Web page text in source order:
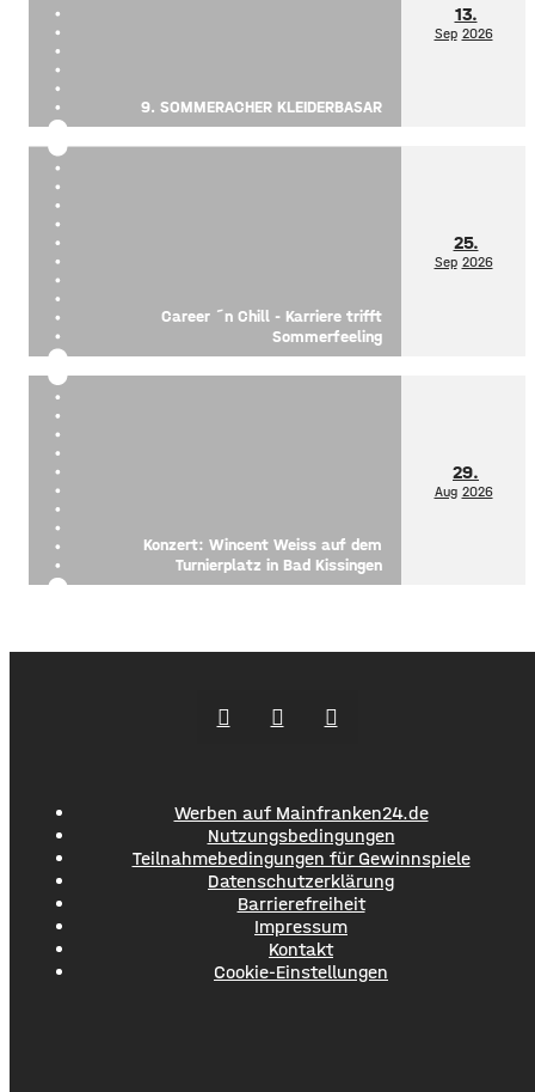
9. SOMMERACHER KLEIDERBASAR
13.
Sep 2026
Career ´n Chill - Karriere trifft
Sommerfeeling
25.
Sep 2026
Konzert: Wincent Weiss auf dem
Turnierplatz in Bad Kissingen
29.
Aug 2026
Werben auf Mainfranken24.de
Nutzungsbedingungen
Teilnahmebedingungen für Gewinnspiele
Datenschutzerklärung
Barrierefreiheit
Impressum
Kontakt
Cookie-Einstellungen